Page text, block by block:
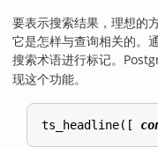
要表示搜索结果，理想的
它是怎样与查询相关的。
搜索术语进行标记。
现这个功能。
ts_headline([